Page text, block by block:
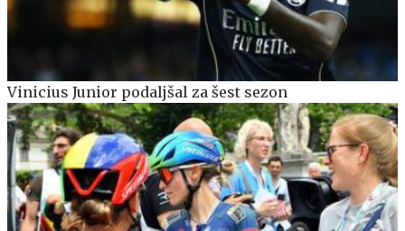
Vinicius Junior podaljšal za šest sezon